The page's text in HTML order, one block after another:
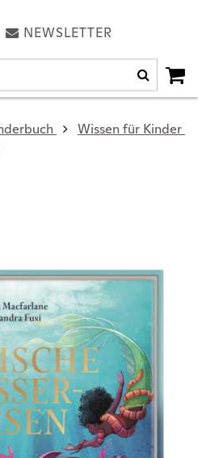
NEWSLETTER
Wissen für Kinder